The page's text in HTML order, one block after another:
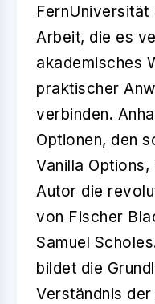
FernUniversität
Arbeit, die es
akademisches
praktischer
verbinden.
Optionen, den
Vanilla
Autor die
von Fischer
Samuel
bildet die
Verständnis der